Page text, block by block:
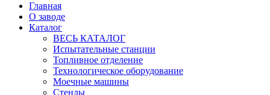
Главная
О заводе
Каталог
ВЕСЬ КАТАЛОГ
Испытательные станции
Топливное отделение
Технологическое оборудование
Моечные машины
Стенды